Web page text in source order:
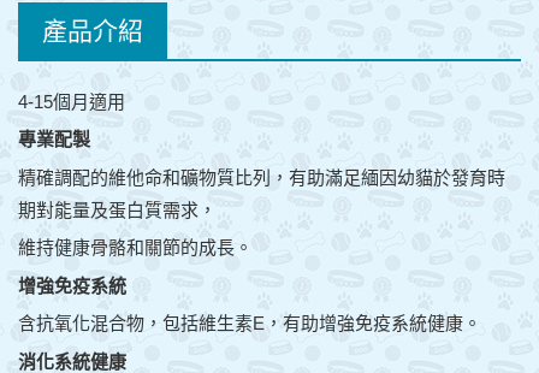
產品介紹
4-15個月適用
專業配製
精確調配的維他命和礦物質比列，有助滿足緬因幼貓於發育時
期對能量及蛋白質需求，
維持健康骨骼和關節的成長。
增強免疫系統
含抗氧化混合物，包括維生素E，有助增強免疫系統健康。
消化系統健康